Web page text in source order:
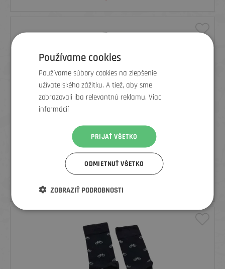
ELEMENTSTORE PONOŽKY BICYKLE, ČIERNE - SADA 5 PÁROV
16€
Používame cookies
Používame súbory cookies na zlepšenie
užívateľského zážitku. A tiež, aby sme
zobrazovali iba relevantnú reklamu. Viac
informácií
PRIJAŤ VŠETKO
ODMIETNUŤ VŠETKO
ZOBRAZIŤ PODROBNOSTI